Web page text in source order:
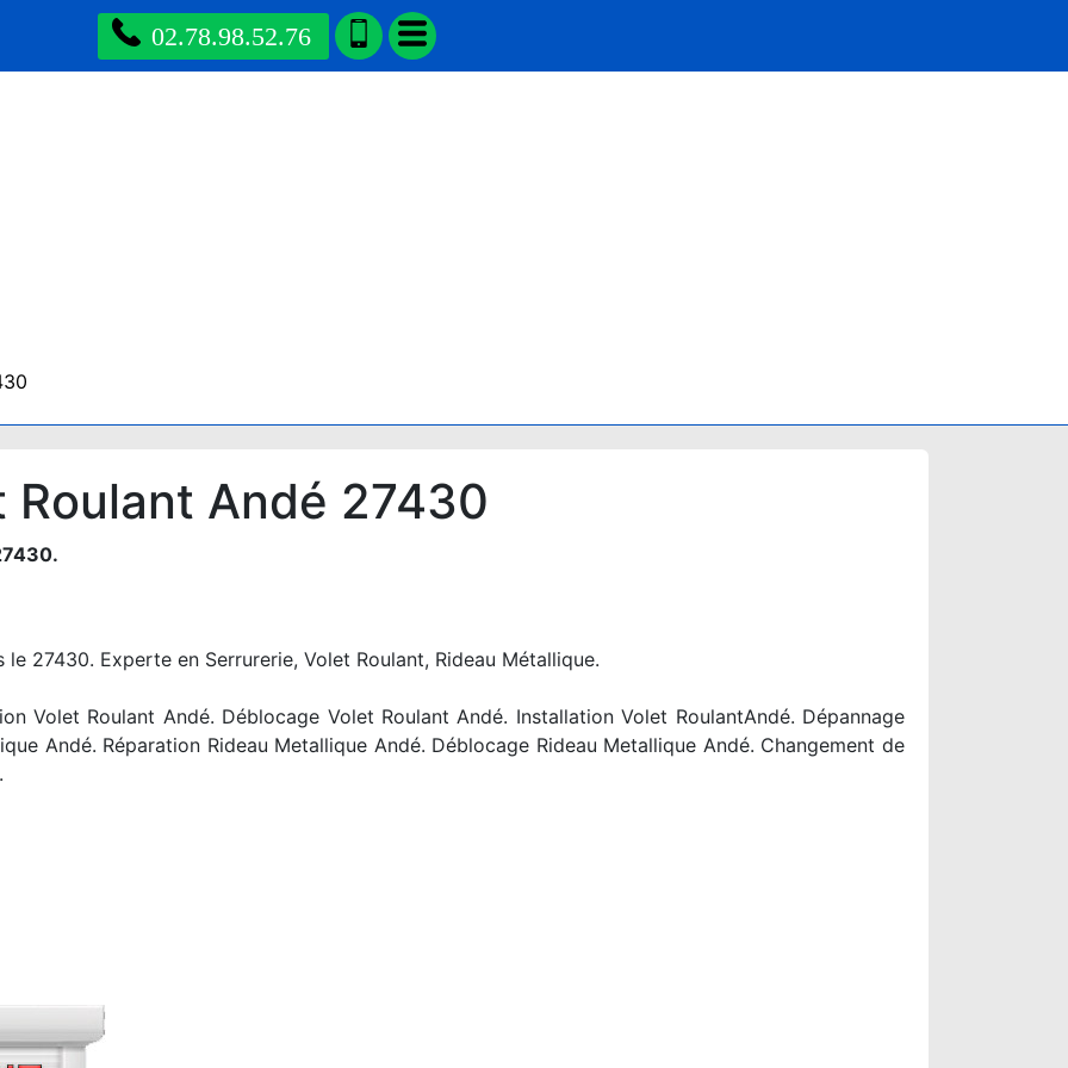
02.78.98.52.76
Andé 27430
27430. Experte en Serrurerie, Volet Roulant, Rideau Métallique.
Volet Roulant Andé. Déblocage Volet Roulant Andé. Installation Volet RoulantAndé. Dépannage
Andé. Réparation Rideau Metallique Andé. Déblocage Rideau Metallique Andé. Changement de